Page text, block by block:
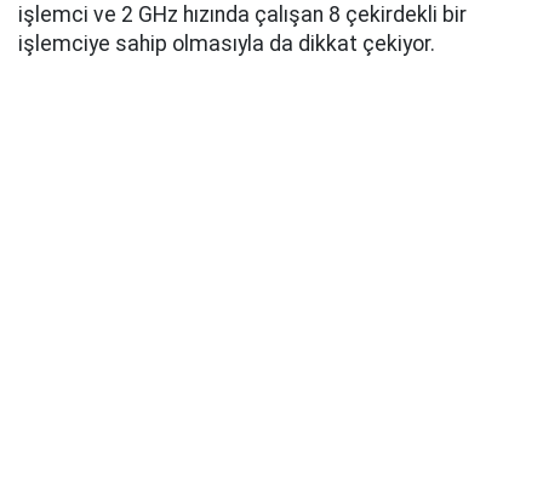
işlemci ve 2 GHz hızında çalışan 8 çekirdekli bir
işlemciye sahip olmasıyla da dikkat çekiyor.